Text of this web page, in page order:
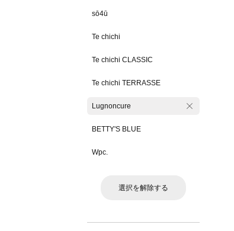
sō4ū
Te chichi
Te chichi CLASSIC
Te chichi TERRASSE
Lugnoncure
BETTY'S BLUE
Wpc.
選択を解除する